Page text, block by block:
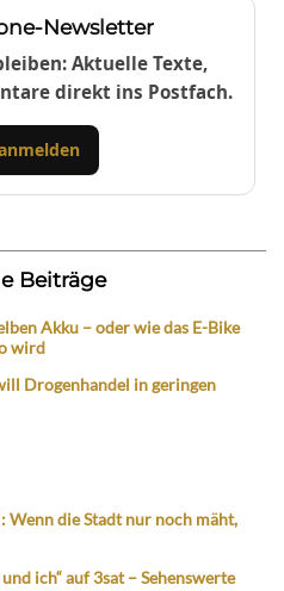
Newsletter
Aktuelle Texte,
direkt ins Postfach.
Beiträge
Akku – oder wie das E-Bike
wird
Drogenhandel in geringen
Wenn die Stadt nur noch mäht,
ich“ auf 3sat – Sehenswerte